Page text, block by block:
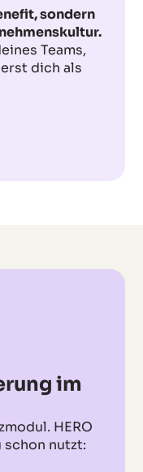
sondern
Teams,
dich als
im
HERO
schon nutzt: